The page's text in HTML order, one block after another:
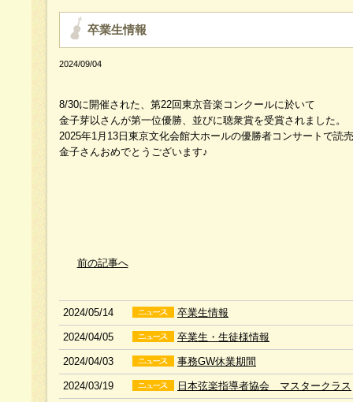
卒業生情報
2024/09/04
8/30に開催された、第22回東京音楽コンクールに於いて
金子芽以さんが第一位優勝、並びに聴衆賞を受賞されました。
2025年1月13日東京文化会館大ホールの優勝者コンサートで読
金子さんおめでとうございます♪
前の記事へ
2024/05/14 卒業生情報
2024/04/05 卒業生・生徒様情報
2024/04/03 事務GW休業期間
2024/03/19 日本弦楽指導者協会 マスタークラス